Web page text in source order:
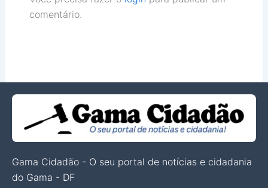
comentário.
Gama Cidadão - O seu portal de notícias e cidadania
do Gama - DF